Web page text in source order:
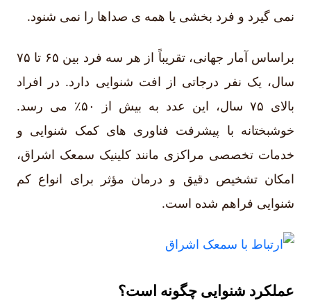
نمی گیرد و فرد بخشی یا همه ی صداها را نمی شنود.
براساس آمار جهانی، تقریباً از هر سه فرد بین ۶۵ تا ۷۵
سال، یک نفر درجاتی از افت شنوایی دارد. در افراد
بالای ۷۵ سال، این عدد به بیش از ۵۰٪ می رسد.
خوشبختانه با پیشرفت فناوری های کمک شنوایی و
خدمات تخصصی مراکزی مانند کلینیک سمعک اشراق،
امکان تشخیص دقیق و درمان مؤثر برای انواع کم
شنوایی فراهم شده است.
عملکرد شنوایی چگونه است؟